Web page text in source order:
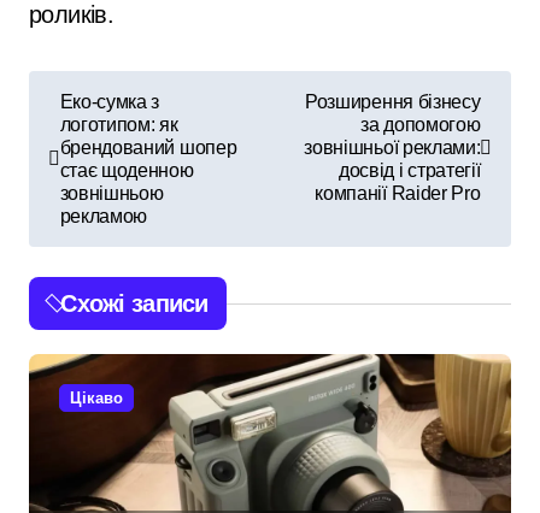
роликів.
і
г
а
ц
Еко-сумка з
логотипом: як
брендований шопер
стає щоденною
зовнішньою
рекламою
Розширення бізнесу
за допомогою
зовнішньої реклами:
досвід і стратегії
компанії Raider Pro
Схожі записи
Цікаво